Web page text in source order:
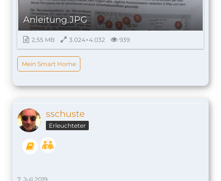
Anleitung.JPG
2,55 MB 3.024×4.032 939
Mein Smart Home
sschuste
Erleuchteter
7. Juli 2019